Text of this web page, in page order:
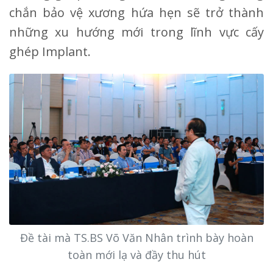
chắn bảo vệ xương hứa hẹn sẽ trở thành
những xu hướng mới trong lĩnh vực cấy
ghép Implant.
Đề tài mà TS.BS Võ Văn Nhân trình bày hoàn
toàn mới lạ và đầy thu hút